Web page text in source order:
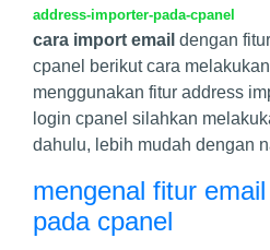
address-importer-pada-cpanel
cara import email dengan
cpanel berikut cara
menggunakan fitur address
login cpanel silahkan
dahulu, lebih mudah dengan
mengenal fitur
pada cpanel